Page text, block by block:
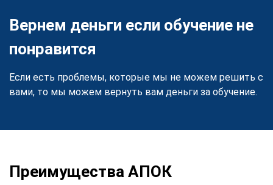
Вернем деньги если обучение не
понравится
Если есть проблемы, которые мы не можем решить с
вами, то мы можем вернуть вам деньги за обучение.
Преимущества АПОК